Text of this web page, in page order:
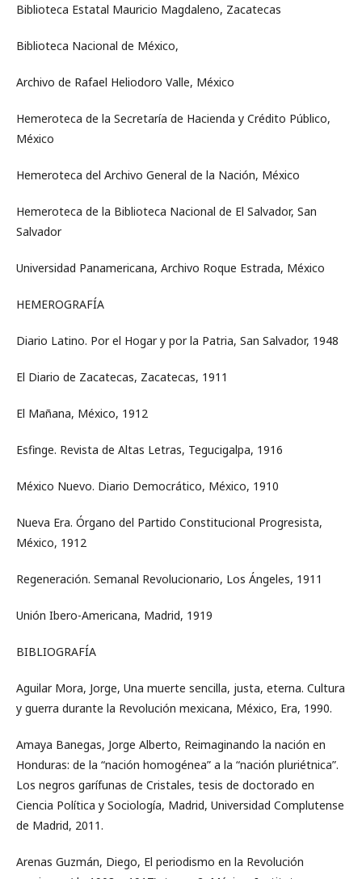
Biblioteca Estatal Mauricio Magdaleno, Zacatecas
Biblioteca Nacional de México,
Archivo de Rafael Heliodoro Valle, México
Hemeroteca de la Secretaría de Hacienda y Crédito Público,
México
Hemeroteca del Archivo General de la Nación, México
Hemeroteca de la Biblioteca Nacional de El Salvador, San
Salvador
Universidad Panamericana, Archivo Roque Estrada, México
HEMEROGRAFÍA
Diario Latino. Por el Hogar y por la Patria, San Salvador, 1948
El Diario de Zacatecas, Zacatecas, 1911
El Mañana, México, 1912
Esfinge. Revista de Altas Letras, Tegucigalpa, 1916
México Nuevo. Diario Democrático, México, 1910
Nueva Era. Órgano del Partido Constitucional Progresista,
México, 1912
Regeneración. Semanal Revolucionario, Los Ángeles, 1911
Unión Ibero-Americana, Madrid, 1919
BIBLIOGRAFÍA
Aguilar Mora, Jorge, Una muerte sencilla, justa, eterna. Cultura
y guerra durante la Revolución mexicana, México, Era, 1990.
Amaya Banegas, Jorge Alberto, Reimaginando la nación en
Honduras: de la “nación homogénea” a la “nación pluriétnica”.
Los negros garífunas de Cristales, tesis de doctorado en
Ciencia Política y Sociología, Madrid, Universidad Complutense
de Madrid, 2011.
Arenas Guzmán, Diego, El periodismo en la Revolución